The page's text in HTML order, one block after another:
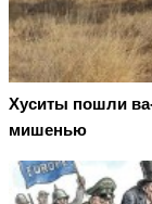
Хуситы пошли
мишенью